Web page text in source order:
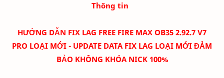
Thông tin
HƯỚNG DẪN FIX LAG FREE FIRE MAX OB35 2.92.7 V7
PRO LOẠI MỚI - UPDATE DATA FIX LAG LOẠI MỚI ĐẢM
BẢO KHÔNG KHÓA NICK 100%